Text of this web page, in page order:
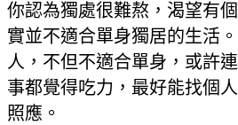
你認為獨處很難熬，渴望有
實並不適合單身獨居的生活
人，不但不適合單身，或許
事都覺得吃力，最好能找個
照應。